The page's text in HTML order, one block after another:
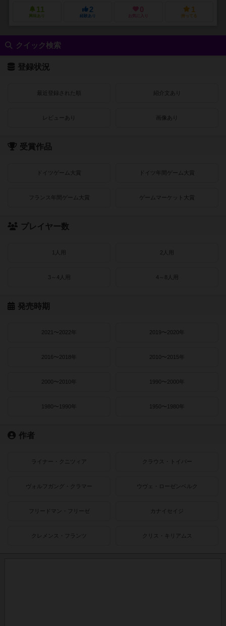
11
興味あり
2
経験あり
0
お気に入り
1
持ってる
クイック検索
登録状況
最近登録された順 紹介文あり
レビューあり 画像あり
受賞作品
ドイツゲーム大賞 ドイツ年間ゲーム大賞
フランス年間ゲーム大賞 ゲームマーケット大賞
プレイヤー数
1人用 2人用
3～4人用 4～8人用
発売時期
2021〜2022年 2019〜2020年
2016〜2018年 2010〜2015年
2000〜2010年 1990〜2000年
1980〜1990年 1950〜1980年
作者
ライナー・クニツィア クラウス・トイバー
ヴォルフガング・クラマー ウヴェ・ローゼンベルク
フリードマン・フリーゼ カナイセイジ
クレメンス・フランツ クリス・キリアムス